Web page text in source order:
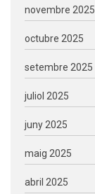
novembre 2025
octubre 2025
setembre 2025
juliol 2025
juny 2025
maig 2025
abril 2025